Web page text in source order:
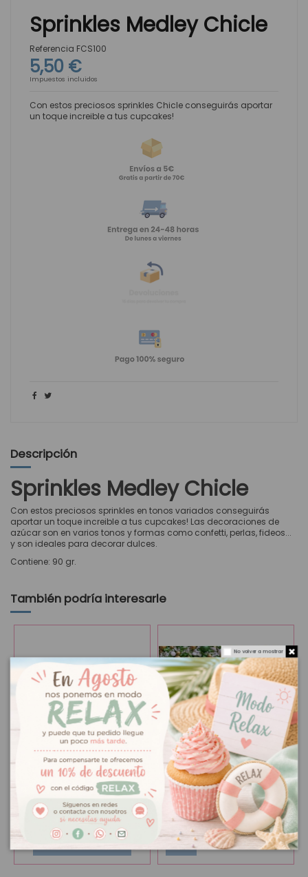
Sprinkles Medley Chicle
Referencia FCS100
5,50 €
Impuestos incluidos
Con estos preciosos sprinkles Chicle conseguirás aportar
un toque increible a tus cupcakes!
Descripción
Sprinkles Medley Chicle
Con estos preciosos sprinkles en tonos variados conseguirás
aportar un toque increible a tus cupcakes! Las decoraciones de
azúcar son en varios tonos y formas como confetti, perlas, fideos...
y son ideales para decorar dulces.
Contiene: 90 gr.
También podría interesarle
Cápsulas blancas
House of Marie
3,25 €
Fuera de stock
Sprinkles Medley
Hoja Verde
5,50 €
Ver
No volver a mostrar